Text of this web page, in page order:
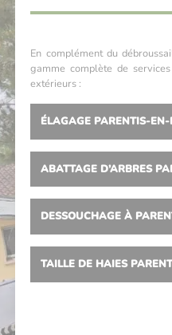
En complément du
gamme complète de
extérieurs :
ÉLAGAGE PARENTIS-
ABATTAGE D’ARBRES
DESSOUCHAGE À
TAILLE DE HAIES